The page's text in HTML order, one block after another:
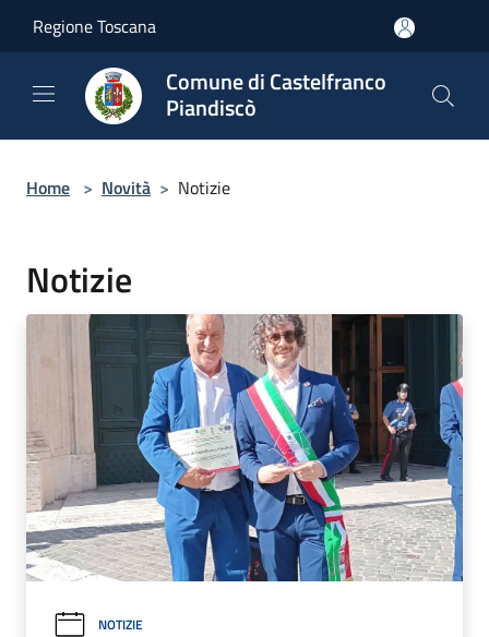
Regione Toscana
Comune di Castelfranco
Piandiscò
Home > Novità > Notizie
Notizie
NOTIZIE